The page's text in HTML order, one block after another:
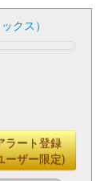
クス）
ラート登録
ーザー限定)